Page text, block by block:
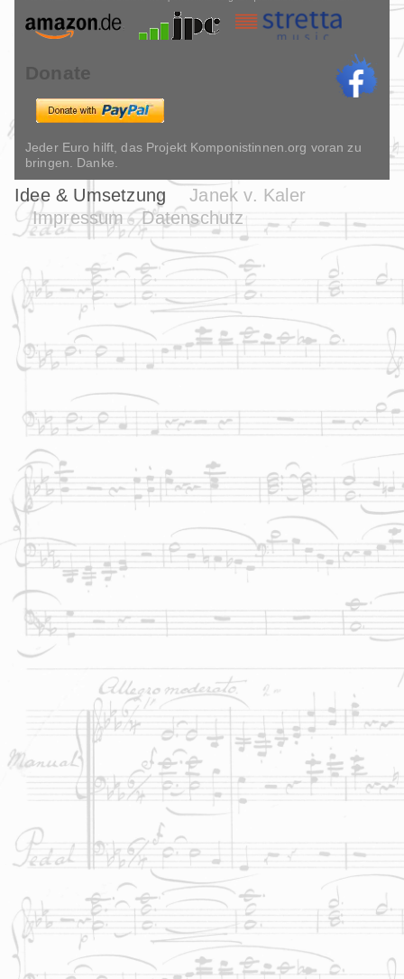
Donate
Jeder Euro hilft, das Projekt Komponistinnen.org voran zu
bringen. Danke.
Idee & Umsetzung
Janek v. Kaler
Impressum
Datenschutz